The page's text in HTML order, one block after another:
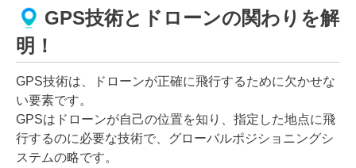
GPS技術とドローンの関わりを解
明！
GPS技術は、ドローンが正確に飛行するために欠かせな
い要素です。
GPSはドローンが自己の位置を知り、指定した地点に飛
行するのに必要な技術で、グローバルポジショニングシ
ステムの略です。